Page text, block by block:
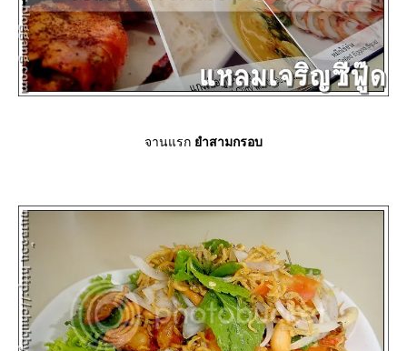
จานแรก ำสามกรอบ